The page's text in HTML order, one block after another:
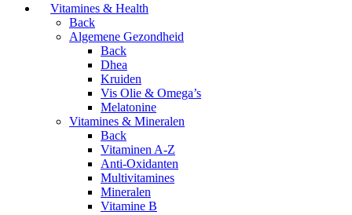
Vitamines & Health
Back
Algemene Gezondheid
Back
Dhea
Kruiden
Vis Olie & Omega’s
Melatonine
Vitamines & Mineralen
Back
Vitaminen A-Z
Anti-Oxidanten
Multivitamines
Mineralen
Vitamine B